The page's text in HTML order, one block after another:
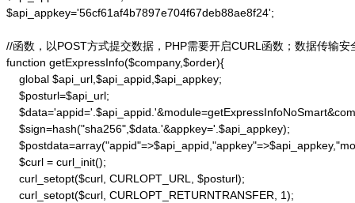
$api_appkey='56cf61af4b7897e704f67deb88ae8f24';
//函数，以POST方式提交数据，PHP需要开启CURL函数；数据传输安
function getExpressInfo($company,$order){
    global $api_url,$api_appid,$api_appkey;
    $posturl=$api_url;
    $sign=hash("sha256",$data.'&appkey='.$api_appkey);
    $curl = curl_init();
    curl_setopt($curl, CURLOPT_URL, $posturl);
    curl_setopt($curl, CURLOPT_RETURNTRANSFER, 1);